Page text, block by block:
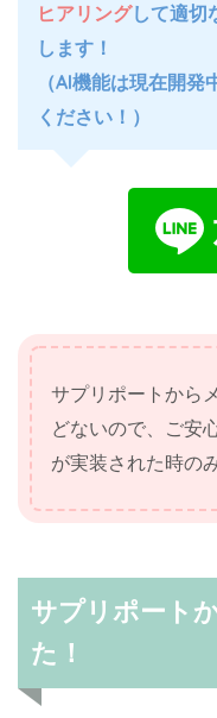
ヒアリングして適切
します！
（AI機能は現在開
ください！）
サプリポートから
どないので、ご安
が実装された時の
サプリポート
た！